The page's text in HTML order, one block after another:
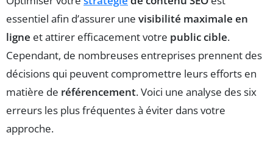
essentiel afin d’assurer une visibilité maximale en
ligne et attirer efficacement votre public cible.
Cependant, de nombreuses entreprises prennent des
décisions qui peuvent compromettre leurs efforts en
matière de référencement. Voici une analyse des six
erreurs les plus fréquentes à éviter dans votre
approche.